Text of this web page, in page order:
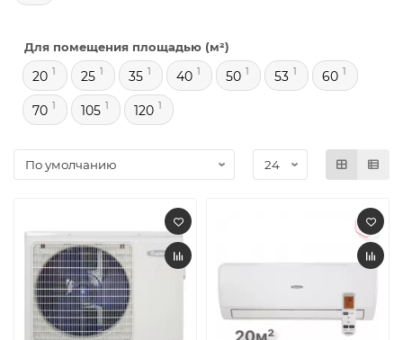
Для помещения площадью (м²)
20 1 25 1 35 1 40 1 50 1 53 1 60 1
70 1 105 1 120 1